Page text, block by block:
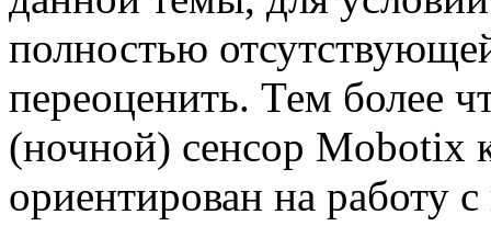
полностью
переоценить. Тем более
(ночной) сенсор Mobotix
ориентирован на работу